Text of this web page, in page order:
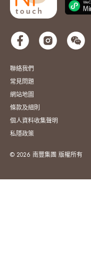
聯絡我們
常見問題
網站地圖
條款及細則
個人資料收集聲明
私隱政策
© 2026 南豐集團 版權所有